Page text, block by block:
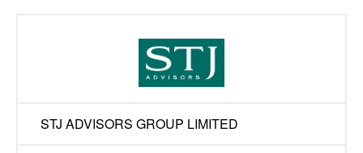
STJ ADVISORS GROUP LIMITED